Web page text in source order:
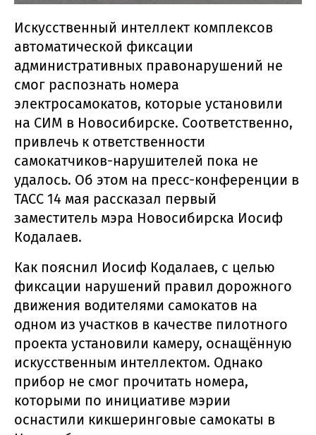
Искусственный интеллект комплексов
автоматической фиксации
административных правонарушений не
смог распознать номера
электросамокатов, которые установили
на СИМ в Новосибирске. Соответственно,
привлечь к ответственности
самокатчиков-нарушителей пока не
удалось. Об этом на пресс-конференции в
ТАСС 14 мая рассказал первый
заместитель мэра Новосибирска Иосиф
Кодалаев.
Как пояснил Иосиф Кодалаев, с целью
фиксации нарушений правил дорожного
движения водителями самокатов на
одном из участков в качестве пилотного
проекта установили камеру, оснащённую
искусственным интеллектом. Однако
прибор не смог прочитать номера,
которыми по инициативе мэрии
оснастили кикшеринговые самокаты в